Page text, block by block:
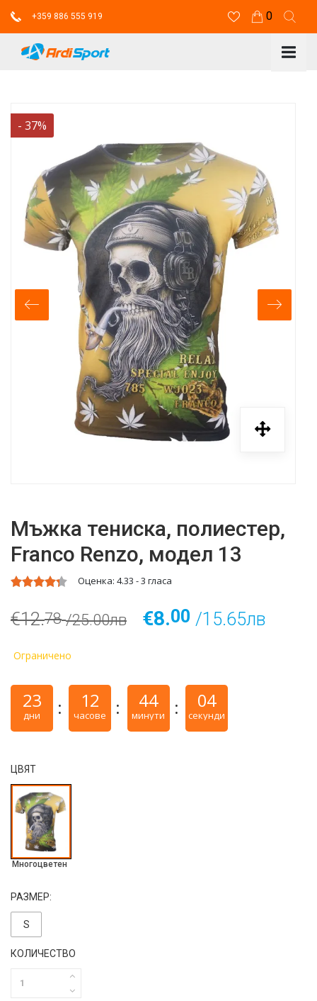
+359 886 555 919 0
- 37%
Мъжка тениска, полиестер,
Franco Renzo, модел 13
Оценка: 4.33 -3 гласа
€12.78 /25.00лв €8.00 /15.65лв
Ограничено
23
дни
12
часове
44
минути
03
секунди
ЦВЯТ
Многоцветен
РАЗМЕР:
S
КОЛИЧЕСТВО